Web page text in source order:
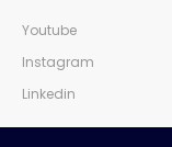
Youtube
Instagram
Linkedin